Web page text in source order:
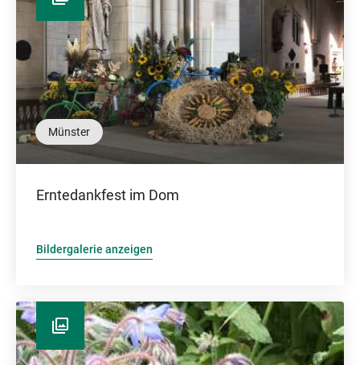
Münster
Erntedankfest im Dom
Bildergalerie anzeigen